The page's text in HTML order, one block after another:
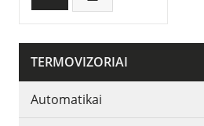
TERMOVIZORIAI
Automatikai